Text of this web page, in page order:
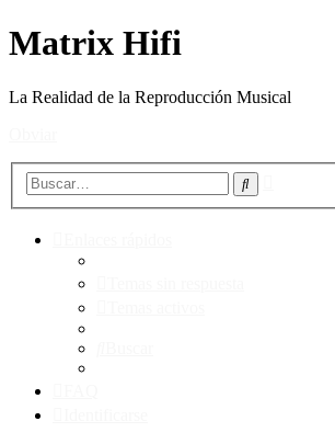
Matrix Hifi
La Realidad de la Reproducción Musical
Buscar